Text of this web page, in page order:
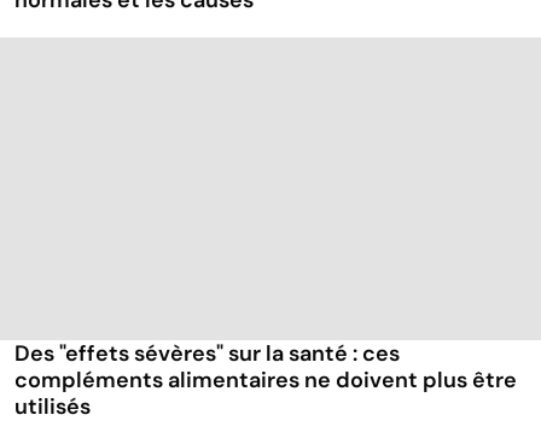
Des "effets sévères" sur la santé : ces
compléments alimentaires ne doivent plus être
utilisés